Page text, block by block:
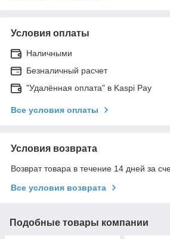
Условия оплаты
Наличными
Безналичный расчет
"Удалённая оплата" в Kaspi Pay
Все условия оплаты
Условия возврата
Возврат товара в течение 14 дней за
Все условия возврата
Подобные товары компании